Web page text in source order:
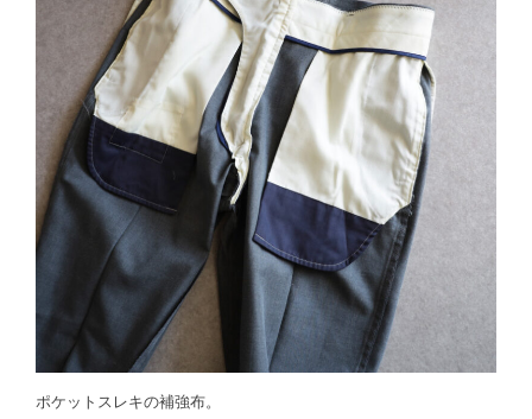
ポケットスレキの補強布。